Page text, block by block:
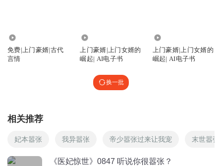
免费|上门豪婿|古代
言情
上门豪婿|上门女婿的
崛起| AI电子书
上门豪婿|上门女婿的
崛起| AI电子书
换一批
相关推荐
妃本嚣张 我异嚣张 帝少嚣张过来让我宠 末世嚣张
《医妃惊世》0847 听说你很嚣张？